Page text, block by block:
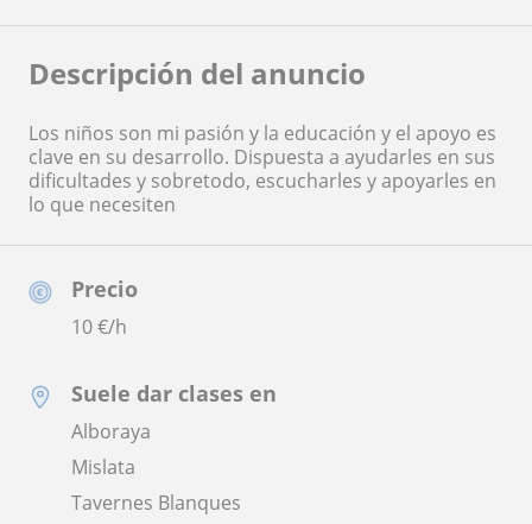
Precio
10€/h
Suele dar clases en
Alboraya
Mislata
Tavernes Blanques
Descripción del anuncio
Los niños son mi pasión y la educación y el apoyo es
clave en su desarrollo. Dispuesta a ayudarles en sus
dificultades y sobretodo, escucharles y apoyarles en
lo que necesiten